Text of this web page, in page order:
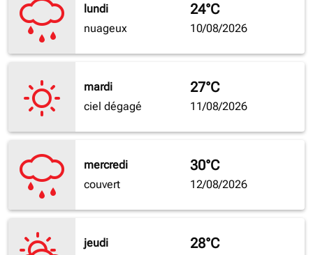
lundi
nuageux
24°C
10/08/2026
mardi
ciel dégagé
27°C
11/08/2026
mercredi
couvert
30°C
12/08/2026
jeudi
28°C